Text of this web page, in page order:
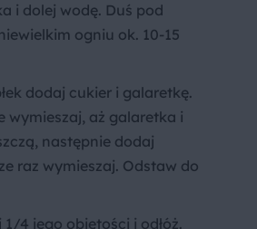
i dolej wodę. Duś pod
ogniu ok. 10-15
dodaj cukier i galaretkę.
wymieszaj, aż galaretka i
następnie dodaj
raz wymieszaj. Odstaw do
4 jego objętości i odłóż.